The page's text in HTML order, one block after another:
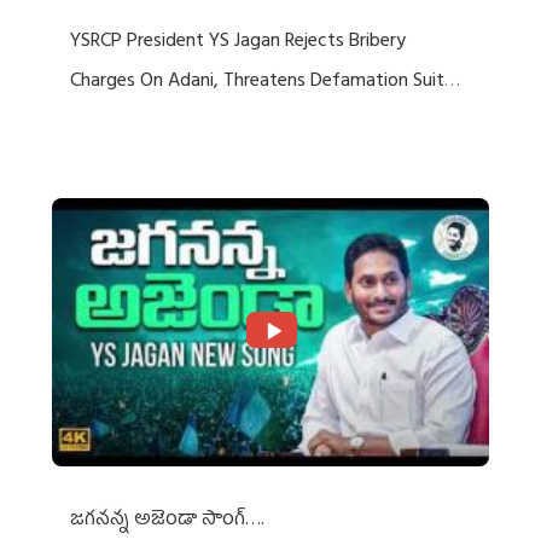
YSRCP President YS Jagan Rejects Bribery
Charges On Adani, Threatens Defamation Suit
జగనన్న అజెండా సాంగ్….